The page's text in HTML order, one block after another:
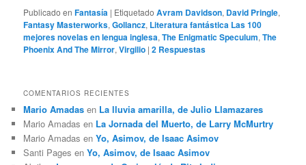
Publicado en Fantasía | Etiquetado Avram Davidson, David Pringle,
Fantasy Masterworks,Gollancz, Literatura fantástica Las 100
mejores novelas en lengua inglesa,The Enigmatic Speculum,The
Phoenix And The Mirror,Virgilio |2 Respuestas
COMENTARIOS RECIENTES
Mario Amadas en La lluvia amarilla, de Julio Llamazares
Mario Amadas en La Jornada del Muerto, de Larry McMurtry
Mario Amadas enYo, Asimov, de Isaac Asimov
Santi Pages enYo, Asimov, de Isaac Asimov